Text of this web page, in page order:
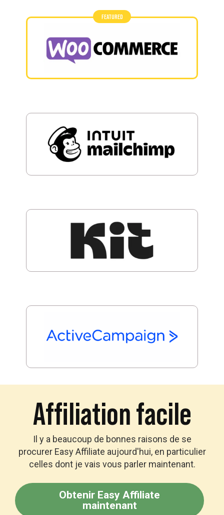
Affiliation facile
Il y a beaucoup de bonnes raisons de se
procurer Easy Affiliate aujourd'hui, en particulier
celles dont je vais vous parler maintenant.
Obtenir Easy Affiliate
maintenant